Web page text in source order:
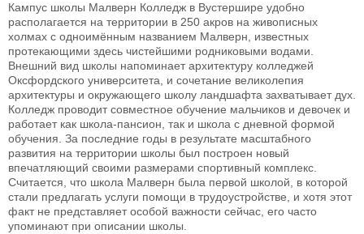
Кампус школы Малверн Колледж в Вустершире удобно
располагается на территории в 250 акров на живописных
холмах с одноимённым названием Малверн, известных
протекающими здесь чистейшими родниковыми водами.
Внешний вид школы напоминает архитектуру колледжей
Оксфордского университета, и сочетание великолепия
архитектуры и окружающего школу ландшафта захватывает дух.
Колледж проводит совместное обучение мальчиков и девочек и
работает как школа-пансион, так и школа с дневной формой
обучения. За последние годы в результате масштабного
развития на территории школы был построен новый
впечатляющий своими размерами спортивный комплекс.
Считается, что школа Малверн была первой школой, в которой
стали предлагать услуги помощи в трудоустройстве, и хотя этот
факт не представляет особой важности сейчас, его часто
упоминают при описании школы.